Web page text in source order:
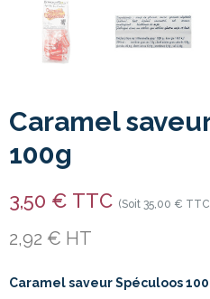
Caramel
100g
3,50 € TTC (Soit 35,00 €
2,92 € HT
Caramel saveur Spéculoos